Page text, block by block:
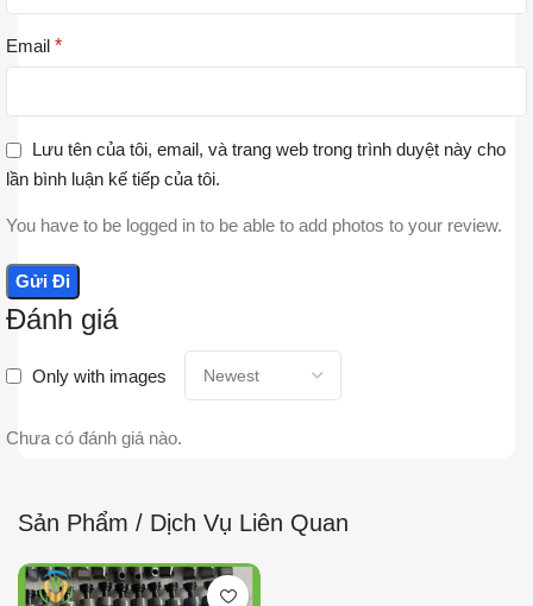
Đánh giá
Only with images
Chưa có đánh giá nào.
Email *
Lưu tên của tôi, email, và trang web trong trình duyệt này cho
lần bình luận kế tiếp của tôi.
You have to be logged in to be able to add photos to your review.
Sản Phẩm / Dịch Vụ Liên Quan